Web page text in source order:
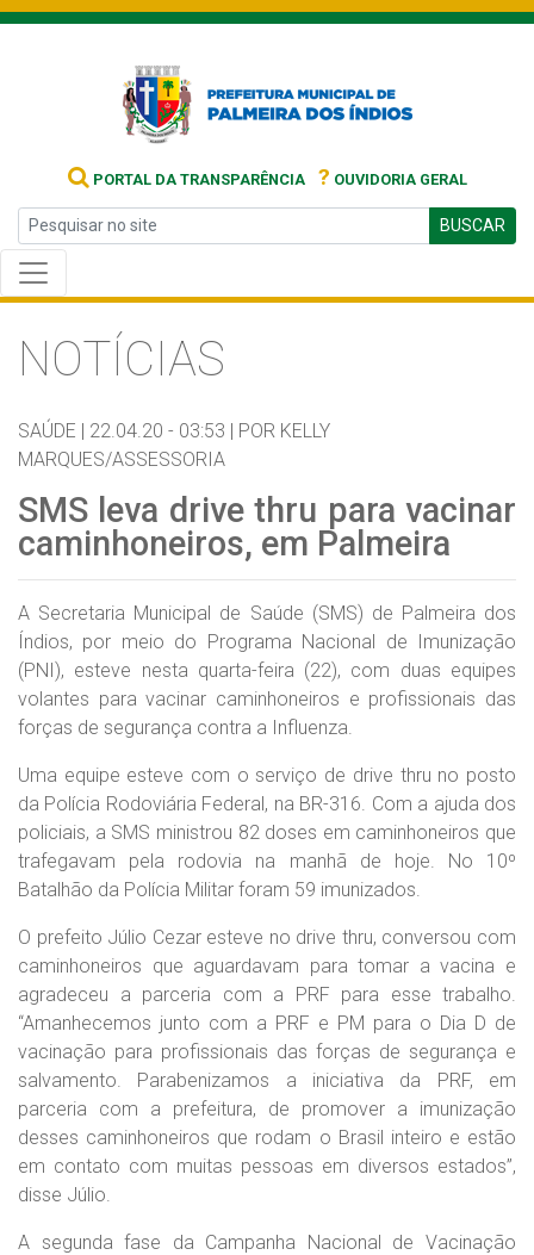
PORTAL DA TRANSPARÊNCIA ? OUVIDORIA GERAL
BUSCAR
NOTÍCIAS
SAÚDE | 22.04.20 - 03:53 | POR KELLY
MARQUES/ASSESSORIA
SMS leva drive thru para vacinar
caminhoneiros, em Palmeira
A Secretaria Municipal de Saúde (SMS) de Palmeira dos
Índios, por meio do Programa Nacional de Imunização
(PNI), esteve nesta quarta-feira (22), com duas equipes
volantes para vacinar caminhoneiros e profissionais das
forças de segurança contra a Influenza.
Uma equipe esteve com o serviço de drive thru no posto
da Polícia Rodoviária Federal, na BR-316. Com a ajuda dos
policiais, a SMS ministrou 82 doses em caminhoneiros que
trafegavam pela rodovia na manhã de hoje. No 10º
Batalhão da Polícia Militar foram 59 imunizados.
O prefeito Júlio Cezar esteve no drive thru, conversou com
caminhoneiros que aguardavam para tomar a vacina e
agradeceu a parceria com a PRF para esse trabalho.
“Amanhecemos junto com a PRF e PM para o Dia D de
vacinação para profissionais das forças de segurança e
salvamento. Parabenizamos a iniciativa da PRF, em
parceria com a prefeitura, de promover a imunização
desses caminhoneiros que rodam o Brasil inteiro e estão
em contato com muitas pessoas em diversos estados”,
disse Júlio.
A segunda fase da Campanha Nacional de Vacinação